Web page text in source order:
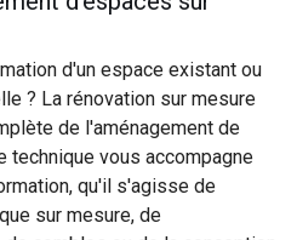
d'un espace existant ou
? La rénovation sur mesure
de l'aménagement de
technique vous accompagne
qu'il s'agisse de
sur mesure, de